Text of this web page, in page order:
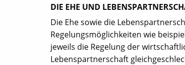
DIE EHE UND
Die Ehe sowie die
Regelungsmöglichkeiten wie
jeweils die Regelung der
Lebenspartnerschaft